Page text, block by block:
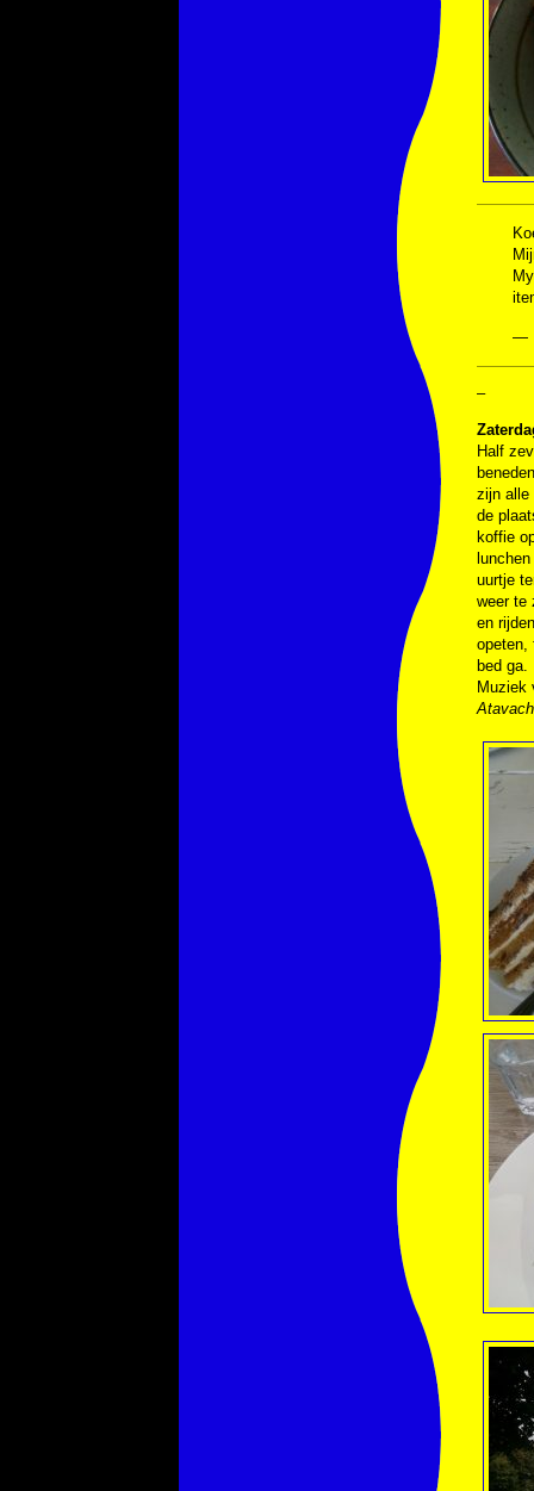
—
–
Half
zijn alle
de
koffie
uurtje
weer te
en
opeten,
bed ga.
Muziek